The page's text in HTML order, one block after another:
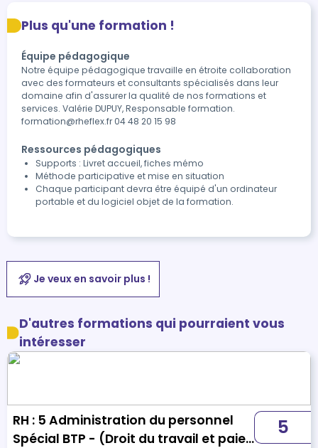
Plus qu'une formation !
Équipe pédagogique
Notre équipe pédagogique travaille en étroite collaboration
avec des formateurs et consultants spécialisés dans leur
domaine afin d'assurer la qualité de nos formations et
services. Valérie DUPUY, Responsable formation.
formation@rheflex.fr 04 48 20 15 98
Ressources pédagogiques
Supports : Livret accueil, fiches mémo
Méthode participative et mise en situation
Chaque participant devra être équipé d'un ordinateur
portable et du logiciel objet de la formation.
Je veux en savoir plus !
D'autres formations qui pourraient vous
intéresser
RH : 5 Administration du personnel
Spécial BTP - (Droit du travail et paie
5